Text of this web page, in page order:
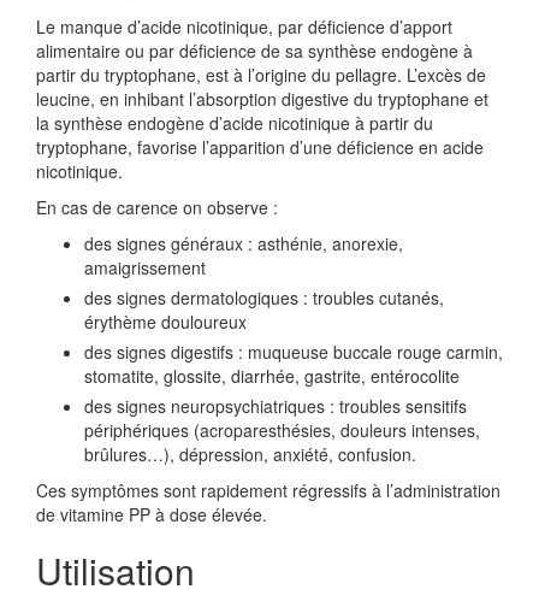
Le manque d’acide nicotinique, par déficience d’apport
alimentaire ou par déficience de sa synthèse endogène à
partir du tryptophane, est à l’origine du pellagre. L’excès de
leucine, en inhibant l’absorption digestive du tryptophane et
la synthèse endogène d’acide nicotinique à partir du
tryptophane, favorise l’apparition d’une déficience en acide
nicotinique.
En cas de carence on observe :
des signes généraux : asthénie, anorexie,
amaigrissement
des signes dermatologiques : troubles cutanés,
érythème douloureux
des signes digestifs : muqueuse buccale rouge carmin,
stomatite, glossite, diarrhée, gastrite, entérocolite
des signes neuropsychiatriques : troubles sensitifs
périphériques (acroparesthésies, douleurs intenses,
brûlures…), dépression, anxiété, confusion.
Ces symptômes sont rapidement régressifs à l’administration
de vitamine PP à dose élevée.
Utilisation